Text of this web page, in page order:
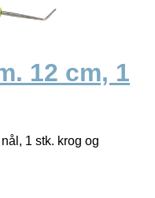
12 cm, 1
1 stk. krog og